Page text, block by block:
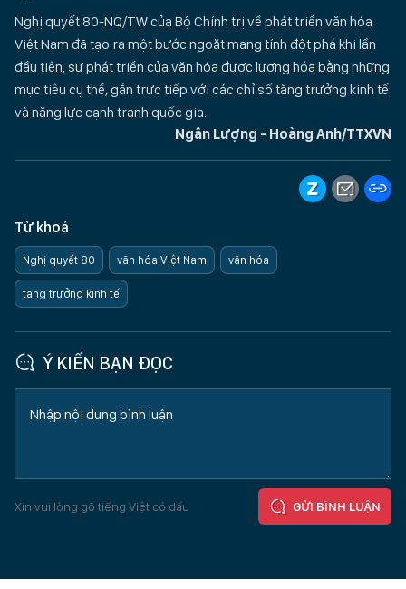
Nghị quyết 80-NQ/TW của Bộ Chính trị về phát triển văn hóa
Việt Nam đã tạo ra một bước ngoặt mang tính đột phá khi lần
đầu tiên, sự phát triển của văn hóa được lượng hóa bằng những
mục tiêu cụ thể, gắn trực tiếp với các chỉ số tăng trưởng kinh tế
và năng lực cạnh tranh quốc gia.
Ngân Lượng - Hoàng Anh/TTXVN
Từ khoá
Nghị quyết 80 văn hóa Việt Nam văn hóa
tăng trưởng kinh tế
Ý KIẾN BẠN ĐỌC
Xin vui lòng gõ tiếng Việt có dấu GỬI BÌNH LUẬN